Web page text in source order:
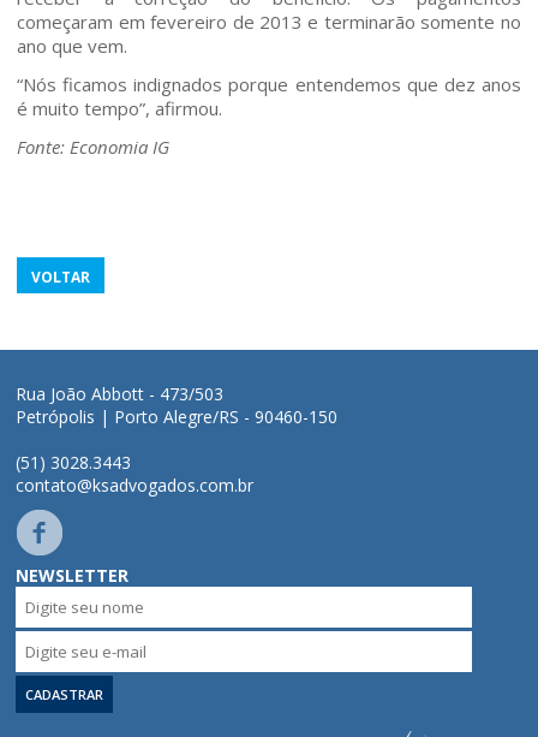
começaram em fevereiro de 2013 e terminarão somente no
ano que vem.
“Nós ficamos indignados porque entendemos que dez anos
é muito tempo”, afirmou.
Fonte: Economia IG
VOLTAR
Rua João Abbott - 473/503
Petrópolis | Porto Alegre/RS - 90460-150
(51) 3028.3443
contato@ksadvogados.com.br
NEWSLETTER